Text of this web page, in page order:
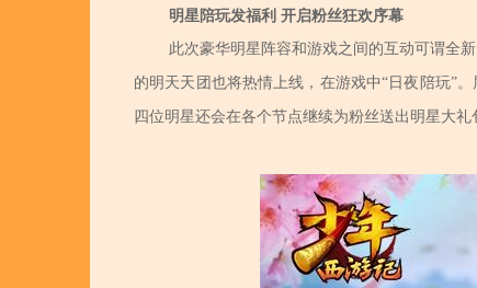
明星陪玩发福利 开启粉丝狂欢序幕
此次豪华明星阵容和游戏之间的互动可谓全
的明天天团也将热情上线，在游戏中“日夜陪玩”
四位明星还会在各个节点继续为粉丝送出明星大